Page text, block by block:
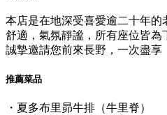
本店是在地深受喜愛逾二十年
舒適，氣氛靜謐，所有座位皆為
誠摯邀請您前來長野，一次盡享
推薦菜品
・夏多布里昴牛排（牛里脊）